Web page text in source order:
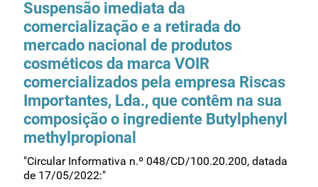
Recursos humanos
Registo
Regulamentação
Relações internacionais
Substâncias controladas
Supervisão do mercado
Taxas
Tecnologias da saúde
Suspensão imediata da
comercialização e a retirada do
mercado nacional de produtos
cosméticos da marca VOIR
comercializados pela empresa Riscas
Importantes, Lda., que contêm na sua
composição o ingrediente Butylphenyl
methylpropional
"Circular Informativa n.º 048/CD/100.20.200, datada
de 17/05/2022:"